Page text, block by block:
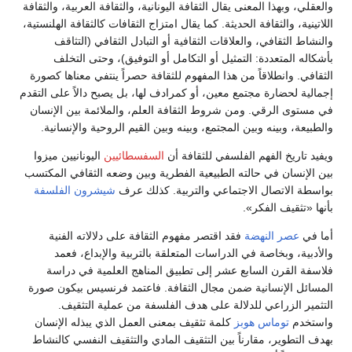
والعقلي، وبهذا المعنى يقال الثقافة اليونانية، والثقافة العربية، والثقافة
اللاتينية، والثقافة الحديثة. كما يقال امتزاج الثقافات كالثقافة الهلنستية،
والنشاط الثقافي، والعلاقات الثقافية أو التبادل الثقافي (التثاقف
بأشكاله المتعددة: التمثيل أو التكامل أو التوفيق)، وحتى التخلف
الثقافي. وانطلاقاً من هذا المفهوم للثقافة حصراً ينتفي معناها كصورة
إجمالية لحضارة مجتمع معين، أو كمرادف لها، بل يصبح دالاً على التقدم
في مستوى الرقي. ومن شروط الثقافة العلم، والملائمة بين الإنسان
والطبيعة، وبينه وبين المجتمع، وبينه وبين القيم الروحية والإنسانية.
ويفيد تاريخ الفهم الفلسفي للثقافة أن السفسطائيين اليونانيين ميزوا
بين الإنسان في حالته الطبيعية الفطرية وبين وضعه الثقافي المكتسب
بواسطة الاتصال الاجتماعي والتربية. كذلك عرف شيشرون الفلسفة
بأنها «تثقيف الفكر».
أما في عصر النهضة فقد اقتصر مفهوم الثقافة على دلالاته الفنية
والأدبية، وبخاصة في الدراسات المتعلقة بالتربية والإبداع، فعمد
فلاسفة القرن السابع عشر إلى تطبيق المناهج العلمية في دراسة
المسائل الإنسانية ضمن مجال الثقافة. فاعتمد فرنسيس بيكون صورة
التثمير الزراعي للدلالة على هدف الفلسفة من عملية التثقيف.
واستخدم توماس هوبز كلمة تثقيف بمعنى العمل الذي يبذله الإنسان
بهدف التطوير، مقارناً بين التثقيف المادي والتثقيف النفسي كالنشاط